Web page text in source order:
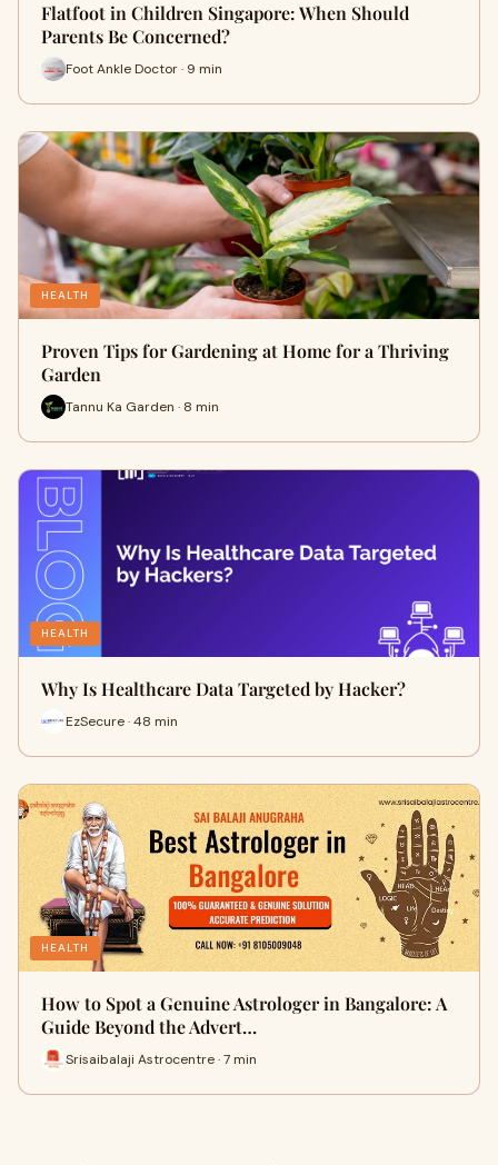
Flatfoot in Children Singapore: When Should
Parents Be Concerned?
Foot Ankle Doctor · 9 min
HEALTH
Proven Tips for Gardening at Home for a Thriving
Garden
Tannu Ka Garden · 8 min
HEALTH
Why Is Healthcare Data Targeted by Hacker?
EzSecure · 48 min
HEALTH
How to Spot a Genuine Astrologer in Bangalore: A
Guide Beyond the Advert…
Srisaibalaji Astrocentre · 7 min